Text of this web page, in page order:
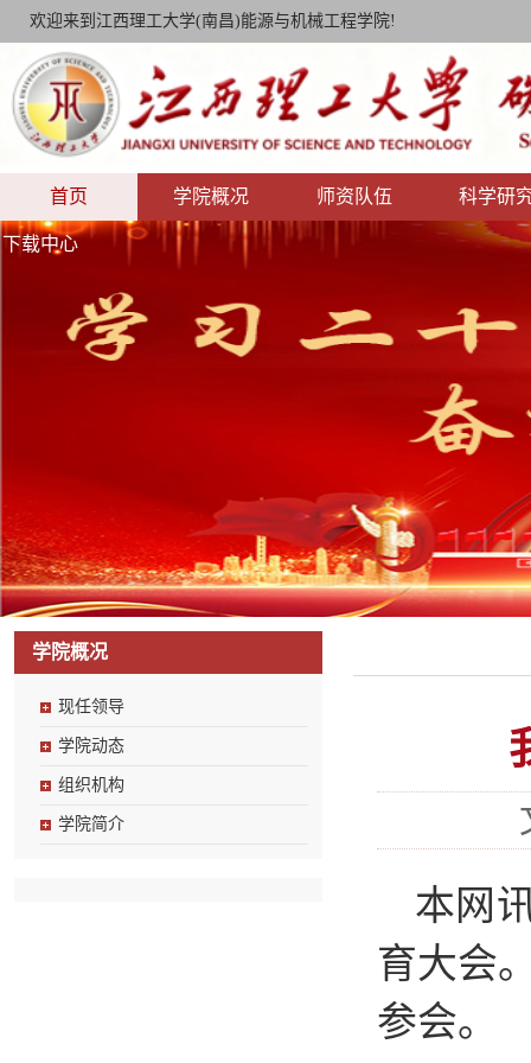
欢迎来到江西理工大学(南昌)能源与机械工程学院!
首页 学院概况 师资队伍 科学研
下载中心
学院概况
现任领导
学院动态
组织机构
学院简介
本网
育大会
参会。